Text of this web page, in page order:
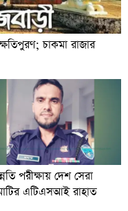
চাকমা রাজার
পরীক্ষায় দেশ সেরা
এটিএসআই রাহাত